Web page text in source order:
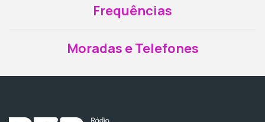
Frequências
Moradas e Telefones